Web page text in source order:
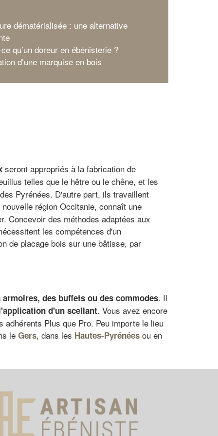
dématérialisée : une alternative
ce qu’un doreur en ébénisterie ?
d’une marquise en bois
seront appropriés à la fabrication de
telles que le hêtre ou le chêne, et les
Pyrénées. D'autre part, ils travaillent
région Occitanie, connaît une
Concevoir des méthodes adaptées aux
les compétences d'un
de placage bois sur une bâtisse, par
armoires, des buffets ou des commodes. Il
application d'un scellant. Vous avez encore
Plus que Pro. Peu importe le lieu
le Gers, dans les Hautes-Pyrénées ou en